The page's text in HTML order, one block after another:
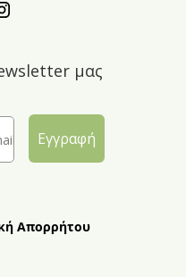
μας
Εγγραφή
Απορρήτου